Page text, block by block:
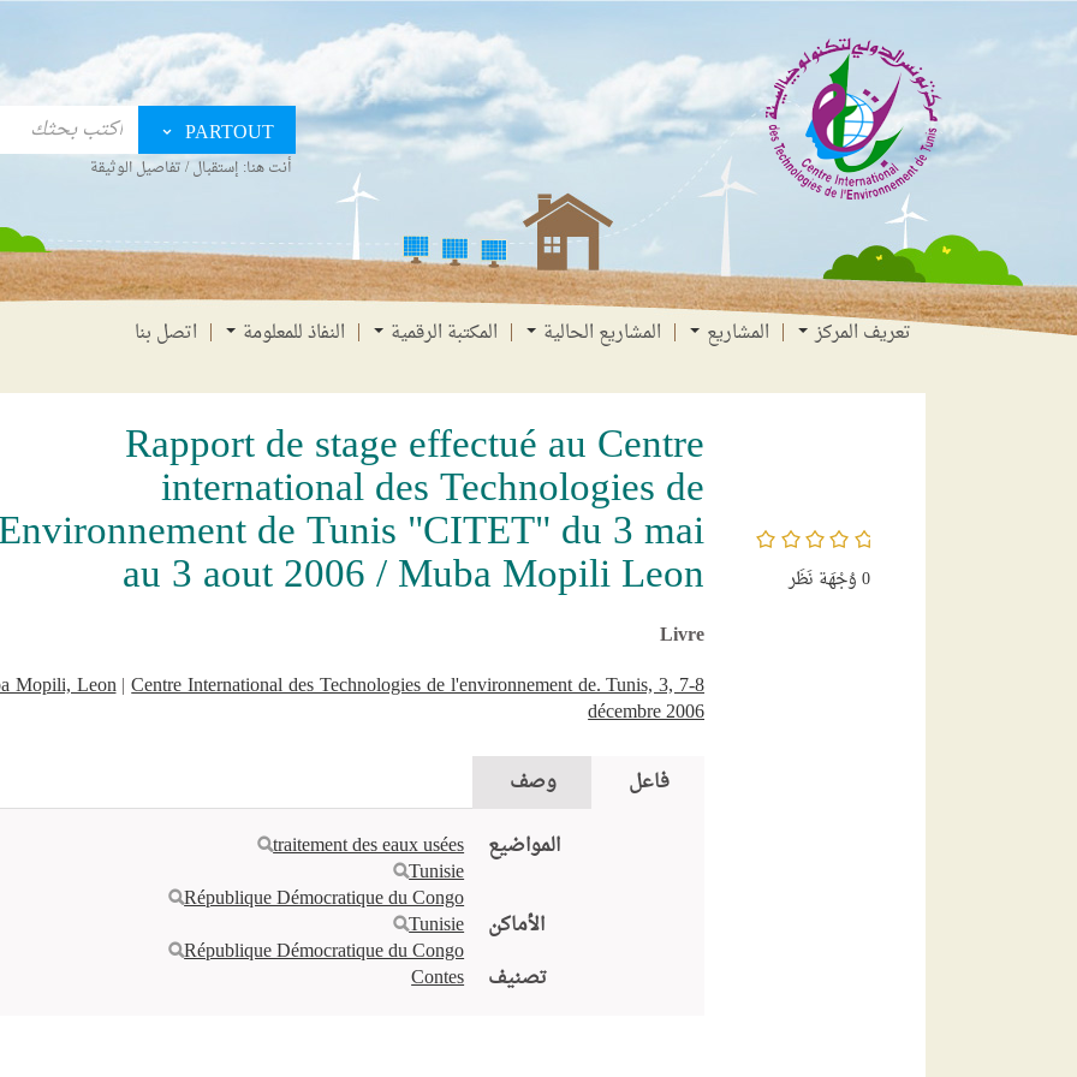
انتقل
القائمة
انتقال
المحتوى
الانتقال
البحث
PARTOUT
أنت هنا: إستقبال/تفاصيل الوثيقة
تعريف المركز المشاريع المشاريع الحالية المكتبة الرقمية النفاذ للمعلومة اتصل بنا
/5
0وُجْهَة نَظَر
Rapport de stage effectué au Centre
international des Technologies de
de Tunis "CITET" du 3 mai
au 3 aout 2006 / Muba Mopili Leon
Livre
Mopili, Leon|Centre International des Technologies de l'environnement de. Tunis, 3, 7-8
décembre 2006
فاعل
وصف
المواضيع
traitement des eaux usées
Tunisie
République Démocratique du Congo
الأماكن Tunisie
République Démocratique du Congo
تصنيف Contes